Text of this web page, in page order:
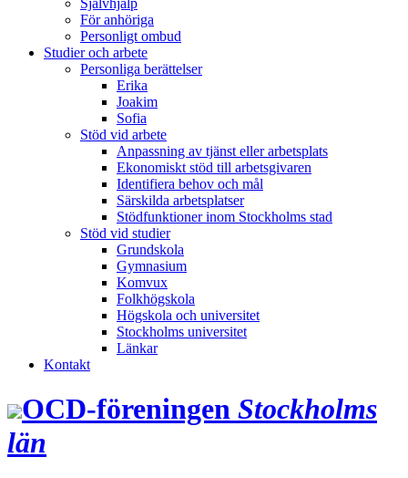
Självhjälp
För anhöriga
Personligt ombud
Studier och arbete
Personliga berättelser
Erika
Joakim
Sofia
Stöd vid arbete
Anpassning av tjänst eller arbetsplats
Ekonomiskt stöd till arbetsgivaren
Identifiera behov och mål
Särskilda arbetsplatser
Stödfunktioner inom Stockholms stad
Stöd vid studier
Grundskola
Gymnasium
Komvux
Folkhögskola
Högskola och universitet
Stockholms universitet
Länkar
Kontakt
OCD‑föreningen Stockholms
län